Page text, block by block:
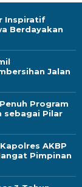
Inspiratif
Berdayakan
Jalan
Program
sebagai Pilar
AKBP
Pimpinan